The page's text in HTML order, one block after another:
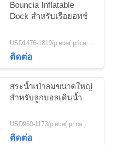
Bouncia Inflatable
Dock สำหรับเรือยอทช์
USD1476-1810/piece( price just for reference, detailed prices need to be confirmed) MOQ:1 ชิ้น
ติดต่อ
สระน้ำเป่าลมขนาดใหญ่
สำหรับลูกบอลเดินน้ำ
USD960-1173/piece( price just for reference, detailed prices need to be confirmed) MOQ:1PC
ติดต่อ